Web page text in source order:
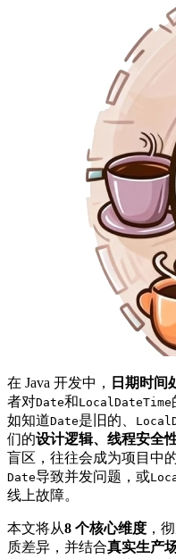
在 Java 开发中， 日期时间
者对Date和LocalDateTime
如知道Date是旧的、
们的设计逻辑、线程安全
盲区，往往会成为项目中
Date导致并发问题，或
线上故障。
本文将从8 个核心维度 ，
质差异，并结合真实生产